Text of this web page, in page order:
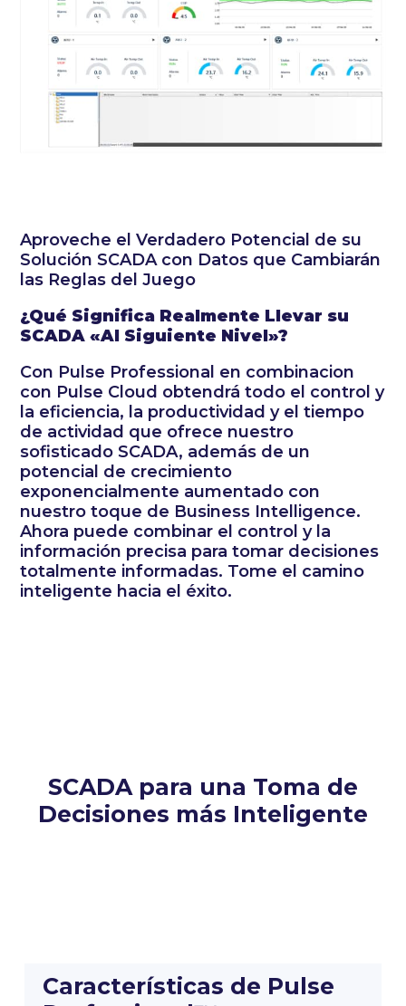
Aproveche el Verdadero Potencial de su
Solución SCADA con Datos que Cambiarán
las Reglas del Juego
¿Qué Significa Realmente Llevar su
SCADA «Al Siguiente Nivel»?
Con Pulse Professional en combinacion
con Pulse Cloud obtendrá todo el control y
la eficiencia, la productividad y el tiempo
de actividad que ofrece nuestro
sofisticado SCADA, además de un
potencial de crecimiento
exponencialmente aumentado con
nuestro toque de Business Intelligence.
Ahora puede combinar el control y la
información precisa para tomar decisiones
totalmente informadas. Tome el camino
inteligente hacia el éxito.
SCADA para una Toma de
Decisiones más Inteligente
Características de Pulse